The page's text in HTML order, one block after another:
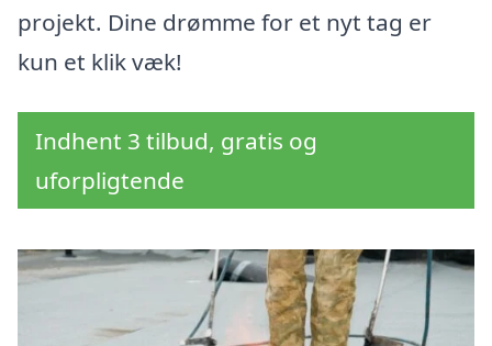
projekt. Dine drømme for et nyt tag er
kun et klik væk!
Indhent 3 tilbud, gratis og
uforpligtende